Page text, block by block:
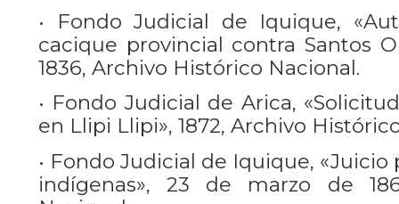
• Fondo Judicial de Iquique,
cacique provincial contra Santos
1836, Archivo Histórico Nacional.
• Fondo Judicial de Arica,
en Llipi Llipi», 1872, Archivo
• Fondo Judicial de Iquique,
indígenas», 23 de marzo de